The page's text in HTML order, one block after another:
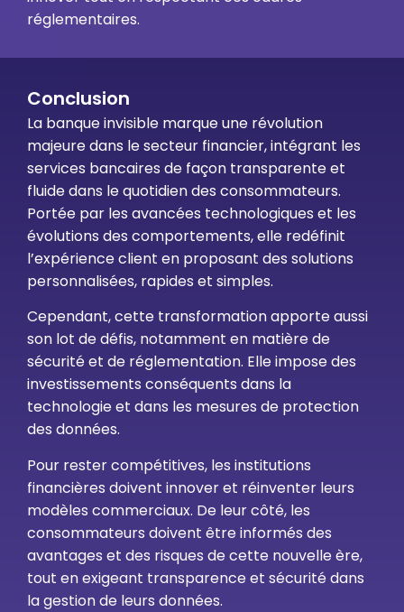
réglementaires.
Conclusion
La banque invisible marque une révolution
majeure dans le secteur financier, intégrant les
services bancaires de façon transparente et
fluide dans le quotidien des consommateurs.
Portée par les avancées technologiques et les
évolutions des comportements, elle redéfinit
l’expérience client en proposant des solutions
personnalisées, rapides et simples.
Cependant, cette transformation apporte aussi
son lot de défis, notamment en matière de
sécurité et de réglementation. Elle impose des
investissements conséquents dans la
technologie et dans les mesures de protection
des données.
Pour rester compétitives, les institutions
financières doivent innover et réinventer leurs
modèles commerciaux. De leur côté, les
consommateurs doivent être informés des
avantages et des risques de cette nouvelle ère,
tout en exigeant transparence et sécurité dans
la gestion de leurs données.